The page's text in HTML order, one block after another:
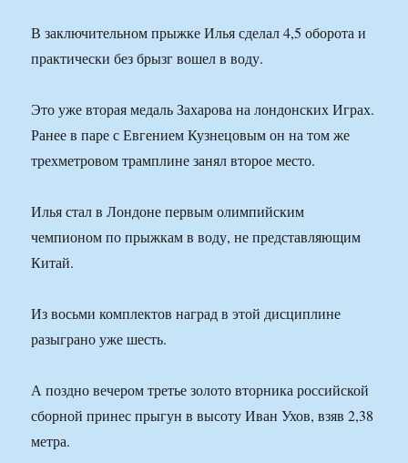
В заключительном прыжке Илья сделал 4,5 оборота и
практически без брызг вошел в воду.
Это уже вторая медаль Захарова на лондонских Играх.
Ранее в паре с Евгением Кузнецовым он на том же
трехметровом трамплине занял второе место.
Илья стал в Лондоне первым олимпийским
чемпионом по прыжкам в воду, не представляющим
Китай.
Из восьми комплектов наград в этой дисциплине
разыграно уже шесть.
А поздно вечером третье золото вторника российской
сборной принес прыгун в высоту Иван Ухов, взяв 2,38
метра.